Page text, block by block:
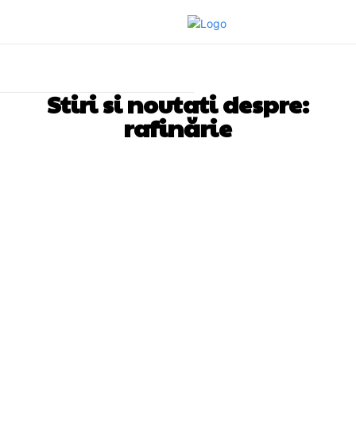
Stiri si noutati despre:
rafinărie